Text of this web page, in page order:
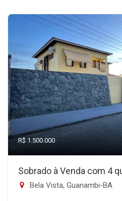
R$ 1.500.000
Sobrado à Venda com 4
Bela Vista, Guanambi-BA